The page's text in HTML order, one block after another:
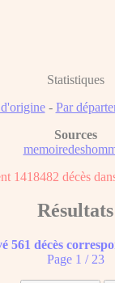
Statistiques
- Par
Sources
1418482 décès
Résultats
561 décès
Page 1 / 23